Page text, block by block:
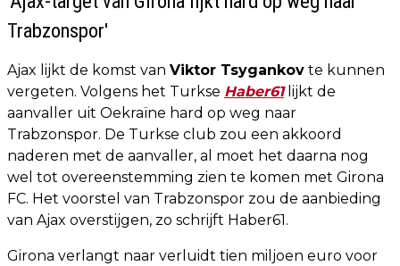
Trabzonspor'
Ajax lijkt de komst van Viktor Tsygankov te kunnen
vergeten. Volgens het Turkse Haber61lijkt de
aanvaller uit Oekraïne hard op weg naar
Trabzonspor. De Turkse club zou een akkoord
naderen met de aanvaller, al moet het daarna nog
wel tot overeenstemming zien te komen met Girona
FC. Het voorstel van Trabzonspor zou de aanbieding
van Ajax overstijgen, zo schrijft Haber61.
Girona verlangt naar verluidt tien miljoen euro voor